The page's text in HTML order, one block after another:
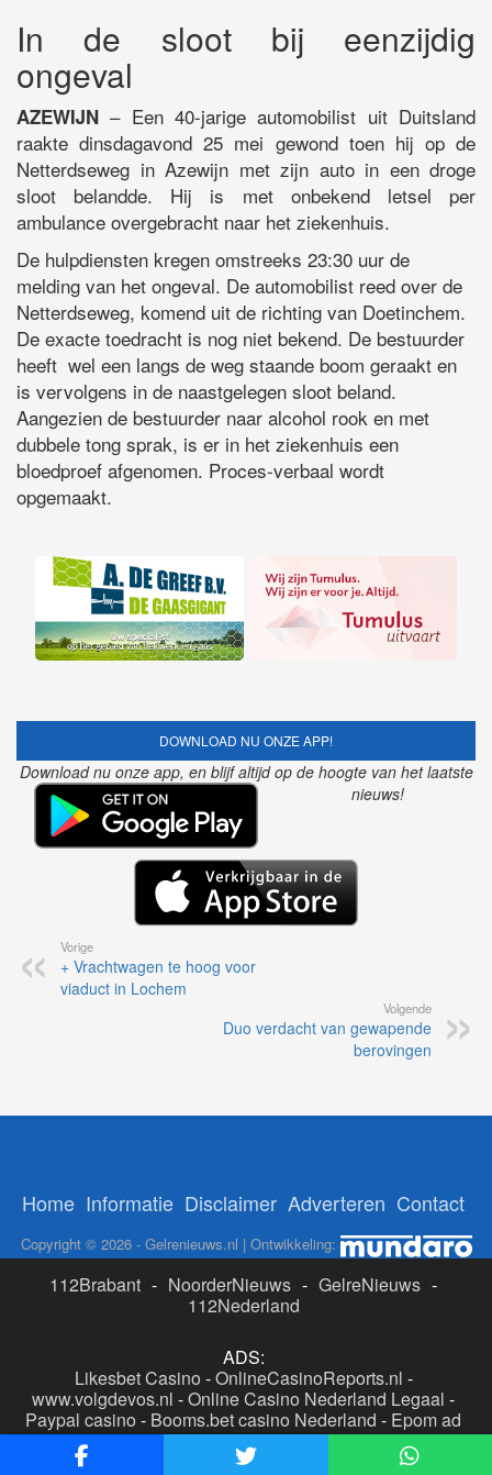
In de sloot bij eenzijdig
ongeval
AZEWIJN– Een 40-jarige automobilist uit Duitsland
raakte dinsdagavond 25 mei gewond toen hij op de
Netterdseweg in Azewijn met zijn auto in een droge
sloot belandde. Hij is met onbekend letsel per
ambulance overgebracht naar het ziekenhuis.
De hulpdiensten kregen omstreeks 23:30 uur de
melding van het ongeval. De automobilist reed over de
Netterdseweg, komend uit de richting van Doetinchem.
De exacte toedracht is nog niet bekend. De bestuurder
heeft wel een langs de weg staande boom geraakt en
is vervolgens in de naastgelegen sloot beland.
Aangezien de bestuurder naar alcohol rook en met
dubbele tong sprak, is er in het ziekenhuis een
bloedproef afgenomen. Proces-verbaal wordt
opgemaakt.
DOWNLOAD NU ONZE APP!
Download nu onze app, en blijf altijd op de hoogte van het laatste
nieuws!
Vorige
+ Vrachtwagen te hoog voor
viaduct in Lochem
Volgende
Duo verdacht van gewapende
berovingen
Home Informatie Disclaimer Adverteren Contact
Copyright © 2026 - Gelrenieuws.nl | Ontwikkeling:
112Brabant - NoorderNieuws - GelreNieuws -
112Nederland
ADS:
Likesbet Casino -OnlineCasinoReports.nl -
www.volgdevos.nl -Online Casino Nederland Legaal -
Paypal casino - Booms.bet casino Nederland - Epom ad
server-Casino boer-Online casino's Nederland